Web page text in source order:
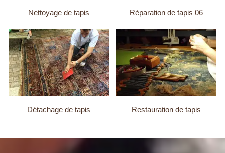
Nettoyage de tapis Réparation de tapis 06
Détachage de tapis Restauration de tapis